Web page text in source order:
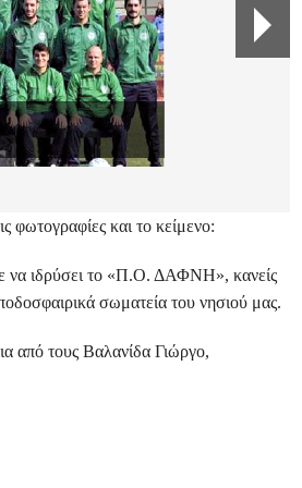
φωτογραφίες και το κείμενο:
να ιδρύσει το «Π.Ο. ΔΑΦΝΗ», κανείς
σωματεία του νησιού μας.
από τους Βαλανίδα Γιώργο,